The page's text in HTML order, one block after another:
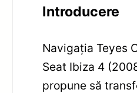
Introducere
Navigația Teyes
Seat Ibiza 4
propune să